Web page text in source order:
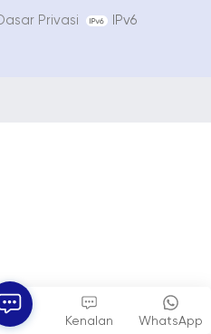
Dasar Privasi
IPv6
WhatsApp
Kenalan